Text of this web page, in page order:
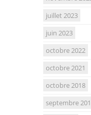
juillet 2023
juin 2023
octobre 2022
octobre 2021
octobre 2018
septembre